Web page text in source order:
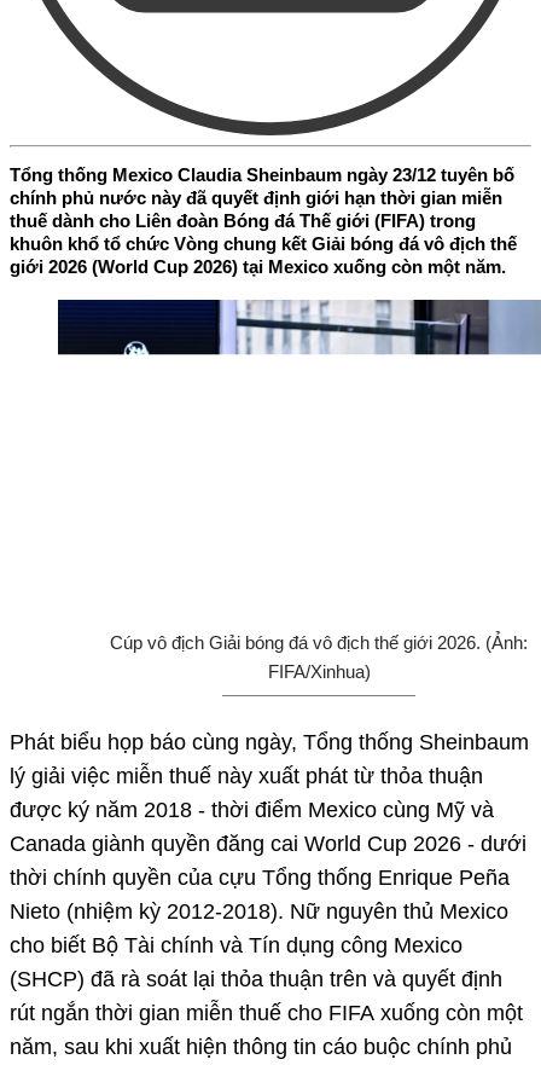
Tổng thống Mexico Claudia Sheinbaum ngày 23/12 tuyên bố
chính phủ nước này đã quyết định giới hạn thời gian miễn
thuế dành cho Liên đoàn Bóng đá Thế giới (FIFA) trong
khuôn khổ tổ chức Vòng chung kết Giải bóng đá vô địch thế
giới 2026 (World Cup 2026) tại Mexico xuống còn một năm.
Cúp vô địch Giải bóng đá vô địch thế giới 2026. (Ảnh:
FIFA/Xinhua)
Phát biểu họp báo cùng ngày, Tổng thống Sheinbaum
lý giải việc miễn thuế này xuất phát từ thỏa thuận
được ký năm 2018 - thời điểm Mexico cùng Mỹ và
Canada giành quyền đăng cai World Cup 2026 - dưới
thời chính quyền của cựu Tổng thống Enrique Peña
Nieto (nhiệm kỳ 2012-2018). Nữ nguyên thủ Mexico
cho biết Bộ Tài chính và Tín dụng công Mexico
(SHCP) đã rà soát lại thỏa thuận trên và quyết định
rút ngắn thời gian miễn thuế cho FIFA xuống còn một
năm, sau khi xuất hiện thông tin cáo buộc chính phủ